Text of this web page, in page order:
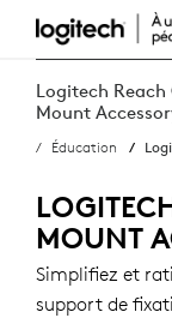
REACH
CLAMP
MOUNT
Logitech Reach
Mount
Éducation
MOUNT
Simplifiez et
support de